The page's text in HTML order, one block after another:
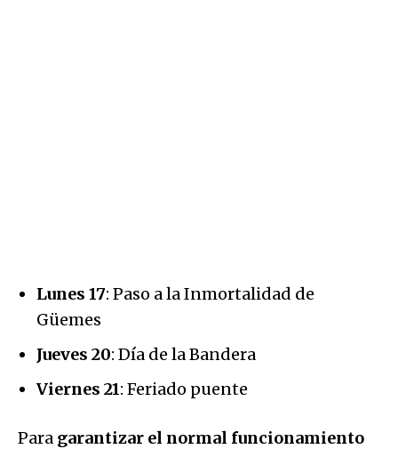
Lunes 17: Paso a la Inmortalidad de
Güemes
Jueves 20: Día de la Bandera
Viernes 21: Feriado puente
Para garantizar el normal funcionamiento